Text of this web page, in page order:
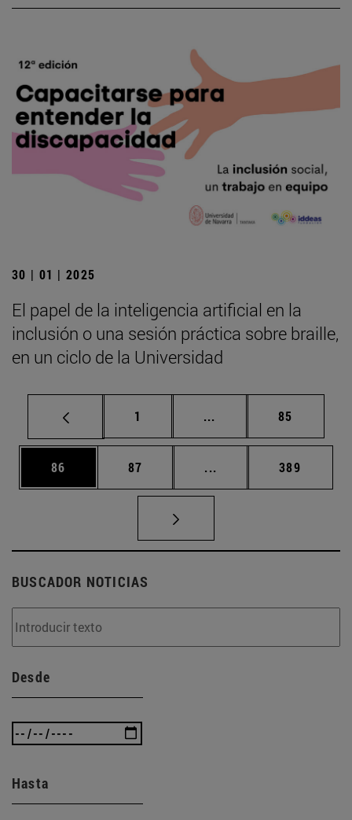
30 | 01 | 2025
El papel de la inteligencia artificial en la
inclusión o una sesión práctica sobre braille,
en un ciclo de la Universidad
Página
1 ... Páginas intermedias
Página
85
Página
86 Página
87 ... Páginas intermedias
Página
389
BUSCADOR NOTICIAS
Desde
Hasta